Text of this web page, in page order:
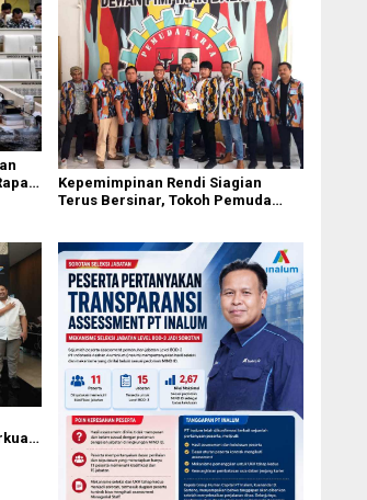
Kepemimpinan Rendi Siagian
Terus Bersinar, Tokoh Pemuda